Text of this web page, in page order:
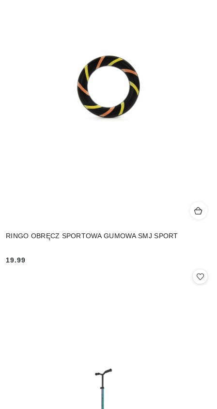
RINGO OBRĘCZ SPORTOWA GUMOWA SMJ SPORT
Cena:
19.99